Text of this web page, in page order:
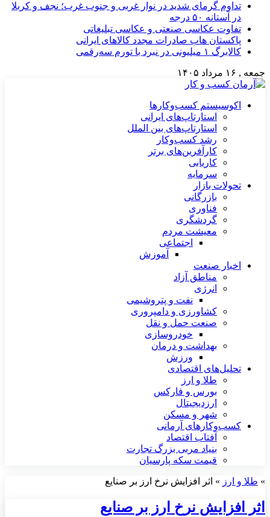
تداوم گرمای شدید در نوار غربی و جنوب غرب؛ نجف و کربلا
در آستانه ۵۰ درجه
تفاوت عکاسی صنعتی و عکاسی تبلیغاتی
پاکستان هاب صادرات مجدد کالاهای ایرانی
کالابرگ ۱ میلیونی در نبرد با تورم سه‌رقمی
جمعه , ۱۶ مرداد ۱۴۰۵
اکوسیستم کسب‌وکارها
استارتاپ‌های ایرانی
استارتاپ‌های بین الملل
رشد کسب‌وکار
کارآفرین‌های برتر
کاریابی
سرمایه
تحولات بازار
بازرگانی
فناوری
گردشگری
معیشت مردم
اجتماعی
آموزش
اخبار صنعت
مناطق آزاد
انرژی
نفت و پتروشیمی
کشاورزی و دامپروری
صنعت حمل و نقل
خودروسازی
بهداشت و درمان
ورزش
تحلیل‌های اقتصادی
طلا و ارز
بورس و فارکس
ارزدیجیتال
شهر و مسکن
کسب‌وکارهای آرمانی
آفتاب اقتصاد
بنیاد مربی بزرگ تجارت
قیمت سکه پارسیان
» طلا و ارز » اثر افزایش نرخ ارز بر صنایع
اثر افزایش نرخ ارز بر صنایع